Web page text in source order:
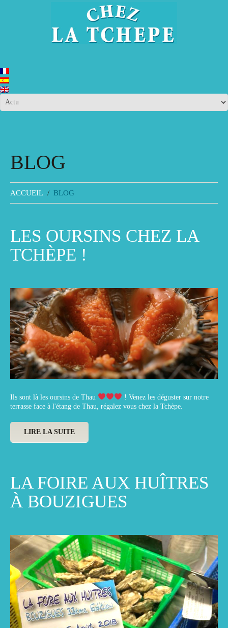
BLOG
ACCUEIL BLOG
LES OURSINS CHEZ LA
TCHÈPE !
Ils sont là les oursins de Thau
! Venez les déguster sur notre
terrasse face à l'étang de Thau, régalez vous chez la Tchèpe.
LIRE LA SUITE
LA FOIRE AUX HUÎTRES
À BOUZIGUES